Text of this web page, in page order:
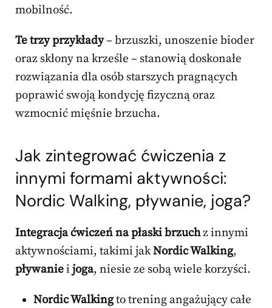
mobilność.
Te trzy przykłady– brzuszki, unoszenie bioder
oraz skłony na krześle – stanowią doskonałe
rozwiązania dla osób starszych pragnących
poprawić swoją kondycję fizyczną oraz
wzmocnić mięśnie brzucha.
Jak zintegrować ćwiczenia z
innymi formami aktywności:
Nordic Walking, pływanie, joga?
Integracja ćwiczeń na płaski brzuchz innymi
aktywnościami, takimi jakNordic Walking,
pływaniei joga, niesie ze sobą wiele korzyści.
Nordic Walkingto trening angażujący całe